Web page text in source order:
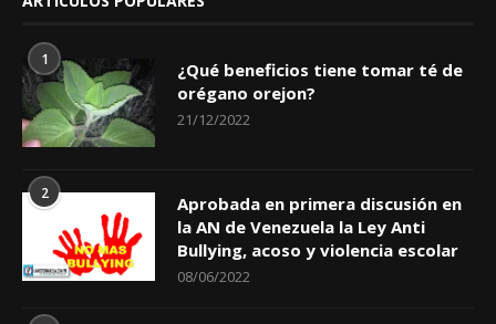
1
¿Qué beneficios tiene tomar té de
orégano orejon?
21/12/2022
2
Aprobada en primera discusión en
la AN de Venezuela la Ley Anti
Bullying, acoso y violencia escolar
08/06/2022